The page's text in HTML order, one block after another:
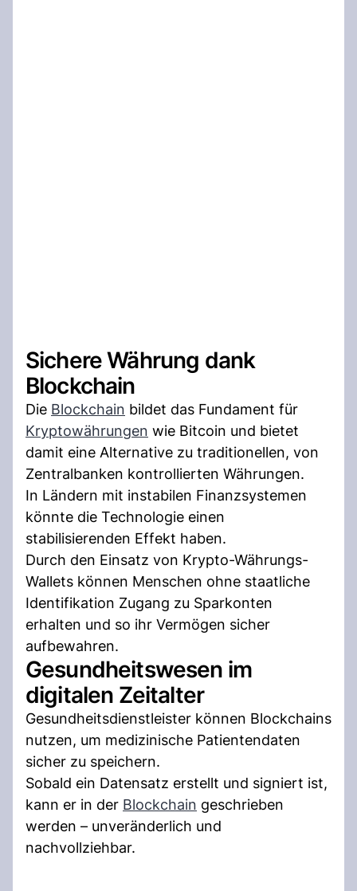
Sichere Währung dank
Blockchain
Die Blockchain bildet das Fundament für
Kryptowährungen wie Bitcoin und bietet
damit eine Alternative zu traditionellen, von
Zentralbanken kontrollierten Währungen.
In Ländern mit instabilen Finanzsystemen
könnte die Technologie einen
stabilisierenden Effekt haben.
Durch den Einsatz von Krypto-Währungs-
Wallets können Menschen ohne staatliche
Identifikation Zugang zu Sparkonten
erhalten und so ihr Vermögen sicher
aufbewahren.
Gesundheitswesen im
digitalen Zeitalter
Gesundheitsdienstleister können Blockchains
nutzen, um medizinische Patientendaten
sicher zu speichern.
Sobald ein Datensatz erstellt und signiert ist,
kann er in der Blockchain geschrieben
werden – unveränderlich und
nachvollziehbar.